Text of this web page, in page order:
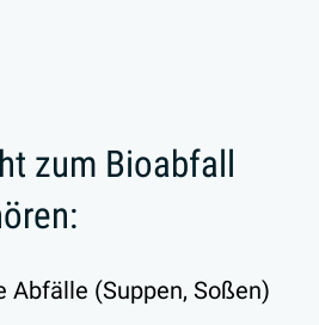
zum Bioabfall
Abfälle (Suppen, Soßen)